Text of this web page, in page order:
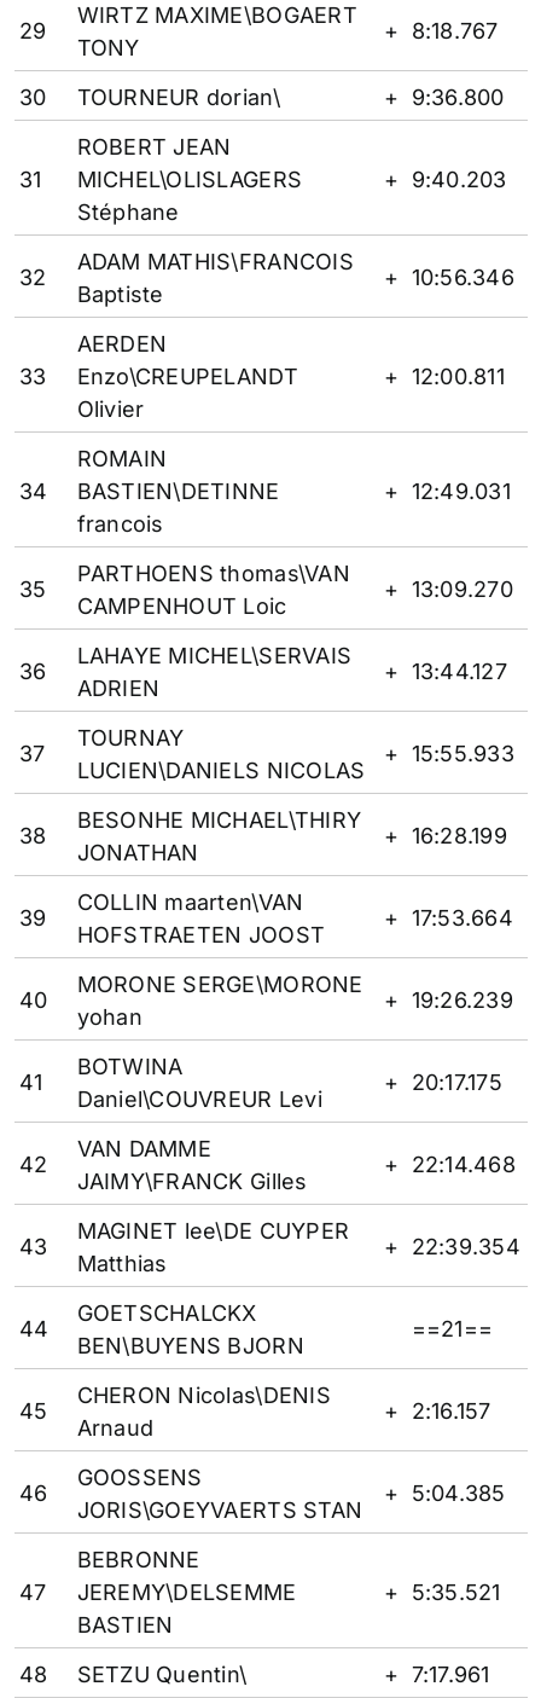
29
WIRTZ MAXIME\BOGAERT
TONY
+ 8:18.767
30 TOURNEUR dorian\ + 9:36.800
31
ROBERT JEAN
MICHEL\OLISLAGERS
Stéphane
+ 9:40.203
32
ADAM MATHIS\FRANCOIS
Baptiste
+ 10:56.346
33
AERDEN
Enzo\CREUPELANDT
Olivier
+ 12:00.811
34
ROMAIN
BASTIEN\DETINNE
francois
+ 12:49.031
35
PARTHOENS thomas\VAN
CAMPENHOUT Loic
+ 13:09.270
36
LAHAYE MICHEL\SERVAIS
ADRIEN
+ 13:44.127
37
TOURNAY
LUCIEN\DANIELS NICOLAS
+ 15:55.933
38
BESONHE MICHAEL\THIRY
JONATHAN
+ 16:28.199
39
COLLIN maarten\VAN
HOFSTRAETEN JOOST
+ 17:53.664
40
MORONE SERGE\MORONE
yohan
+ 19:26.239
41
BOTWINA
Daniel\COUVREUR Levi
+ 20:17.175
42
VAN DAMME
JAIMY\FRANCK Gilles
+ 22:14.468
43
MAGINET lee\DE CUYPER
Matthias
+ 22:39.354
44
GOETSCHALCKX
BEN\BUYENS BJORN
==21==
45
CHERON Nicolas\DENIS
Arnaud
+ 2:16.157
46
GOOSSENS
JORIS\GOEYVAERTS STAN
+ 5:04.385
47
BEBRONNE
JEREMY\DELSEMME
BASTIEN
+ 5:35.521
48 SETZU Quentin\ + 7:17.961